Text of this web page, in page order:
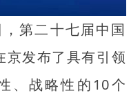
第二十七届中国
京发布了具有引领
、战略性的10个